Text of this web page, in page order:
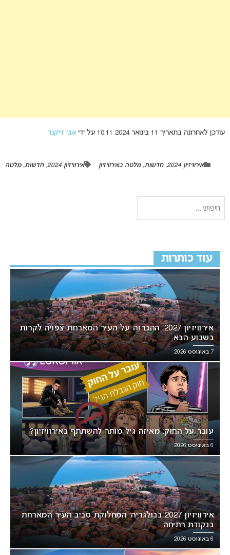
עודכן לאחרונה בתאריך 11 בינואר 2024 10:11 על ידי אבי זייקנר
אירוויזיון 2024 ,חדשות,מלטה באירוויזיון אירוויזיון 2024 ,חדשות,מלטה
עוד כותרות
אירוויזיון 2027: ההכרזה על העיר המארחת צפויה לקרות
בשבוע הבא
7 באוגוסט 2026
עובר על החוק: מאיזה גיל מותר להשתתף באירוויזיון?
6 באוגוסט 2026
אירוויזיון 2027 בבולגריה: המחלוקת סביב העיר המארחת
בנקודת רתיחה
6 באוגוסט 2026